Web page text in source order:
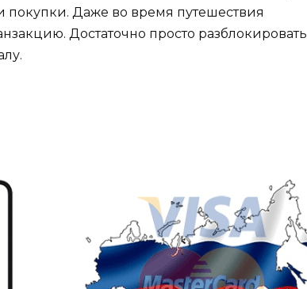
покупки. Даже во время путешествия
Достаточно просто разблокировать